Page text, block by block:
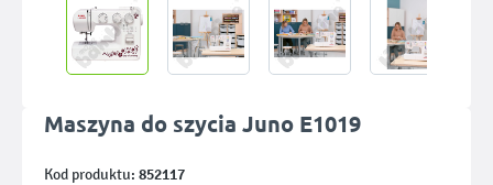
Maszyna do szycia Juno E1019
Kod produktu: 852117